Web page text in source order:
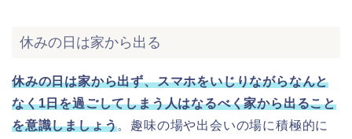
休みの日は家から出る
休みの日は家から出ず、スマホをいじりながらなんと
なく1日を過ごしてしまう人はなるべく家から出ること
を意識しましょう。趣味の場や出会いの場に積極的に